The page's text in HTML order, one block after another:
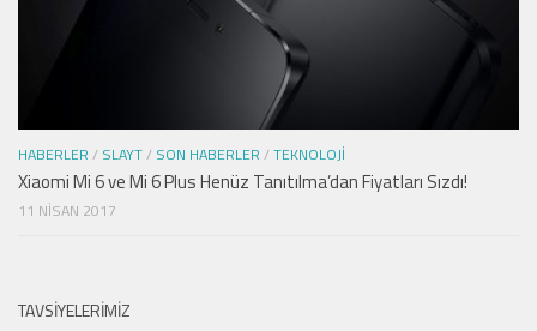
HABERLER / SLAYT/ SON HABERLER /TEKNOLOJI
Xiaomi Mi 6 ve Mi 6 Plus Henüz Tanıtılma’dan Fiyatları Sızdı!
11 NISAN 2017
TAVSIYELERIMIZ